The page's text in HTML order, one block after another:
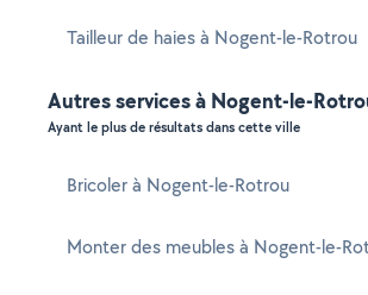
Tailleur de haies à Nogent-le-Rotrou
Autres services à Nogent-le-
Ayant le plus de résultats dans cette ville
Bricoler à Nogent-le-Rotrou
Monter des meubles à Nogent-le-